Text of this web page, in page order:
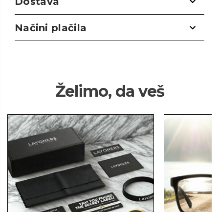
Načini plačila
Želimo, da veš